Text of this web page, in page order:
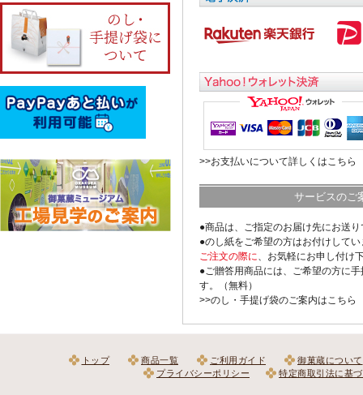
>>お支払いについて詳しくはこちら
サービスのご
●商品は、ご指定のお届け先にお送
●のし紙をご希望の方はお付けして
ご注文の際に、お気軽にお申し付け
●ご贈答用商品には、ご希望の方に
す。（無料）
>>のし・手提げ袋のご案内はこちら
トップ 商品一覧 ご利用ガイド
御菓蔵について
プライバシーポリシー
特定商取引法に基